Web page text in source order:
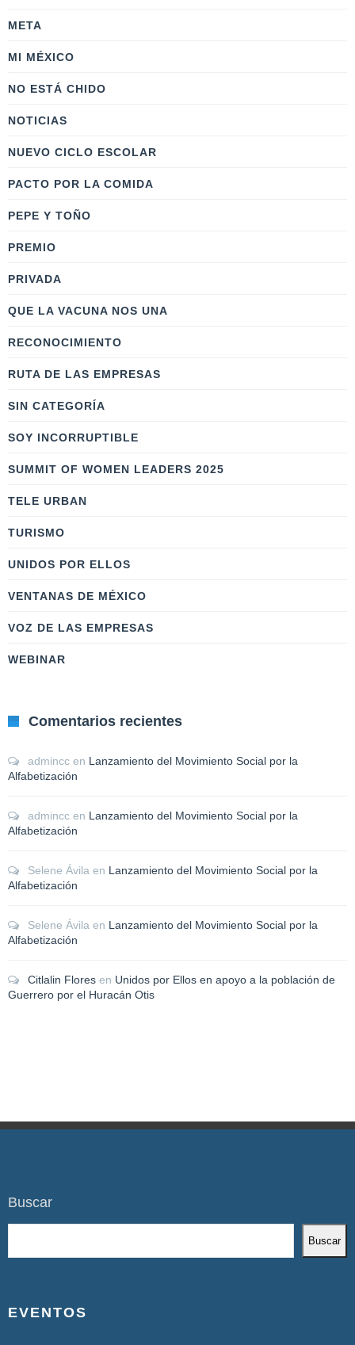
META
MI MÉXICO
NO ESTÁ CHIDO
NOTICIAS
NUEVO CICLO ESCOLAR
PACTO POR LA COMIDA
PEPE Y TOÑO
PREMIO
PRIVADA
QUE LA VACUNA NOS UNA
RECONOCIMIENTO
RUTA DE LAS EMPRESAS
SIN CATEGORÍA
SOY INCORRUPTIBLE
SUMMIT OF WOMEN LEADERS 2025
TELE URBAN
TURISMO
UNIDOS POR ELLOS
VENTANAS DE MÉXICO
VOZ DE LAS EMPRESAS
WEBINAR
Comentarios recientes
admincc en Lanzamiento del Movimiento Social por la
Alfabetización
admincc en Lanzamiento del Movimiento Social por la
Alfabetización
Selene Ávila en Lanzamiento del Movimiento Social por la
Alfabetización
Selene Ávila en Lanzamiento del Movimiento Social por la
Alfabetización
Citlalin Flores en Unidos por Ellos en apoyo a la población de
Guerrero por el Huracán Otis
Buscar
Buscar
EVENTOS